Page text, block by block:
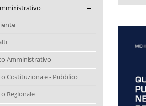
Amministrativo
Costituzionale - Pubblico
Regionale